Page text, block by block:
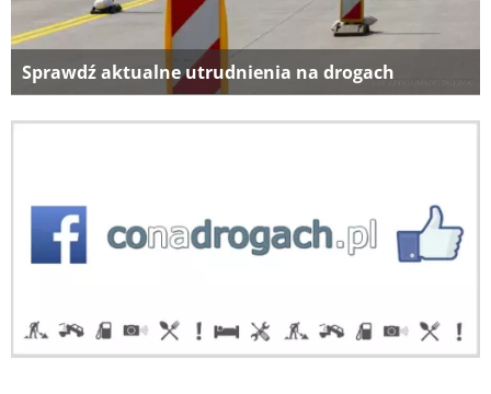
Sprawdź aktualne utrudnienia na drogach